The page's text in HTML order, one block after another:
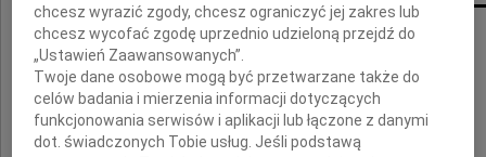
Z żalem zawiadamiamy o śmierci
Michała Stefana
Daleckiego
chcesz wyrazić zgody, chcesz ograniczyć jej zakres lub
chcesz wycofać zgodę uprzednio udzieloną przejdź do
„Ustawień Zaawansowanych”.
Twoje dane osobowe mogą być przetwarzane także do
celów badania i mierzenia informacji dotyczących
funkcjonowania serwisów i aplikacji lub łączone z danymi
dot. świadczonych Tobie usług. Jeśli podstawą